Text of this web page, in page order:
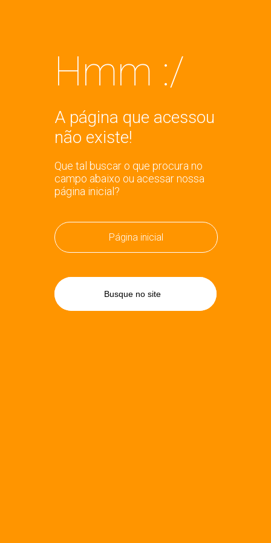
Hmm :/
A página que acessou
não existe!
Que tal buscar o que procura no
campo abaixo ou acessar nossa
página inicial?
Página inicial